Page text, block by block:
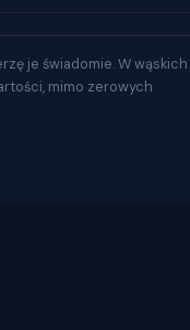
je świadomie. W wąskich
mimo zerowych